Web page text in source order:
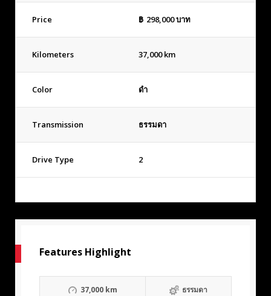
Price ฿ 298,000บาท
Kilometers 37,000 km
Color ดำ
Transmission ธรรมดา
Drive Type 2
Features Highlight
37,000 km ธรรมดา